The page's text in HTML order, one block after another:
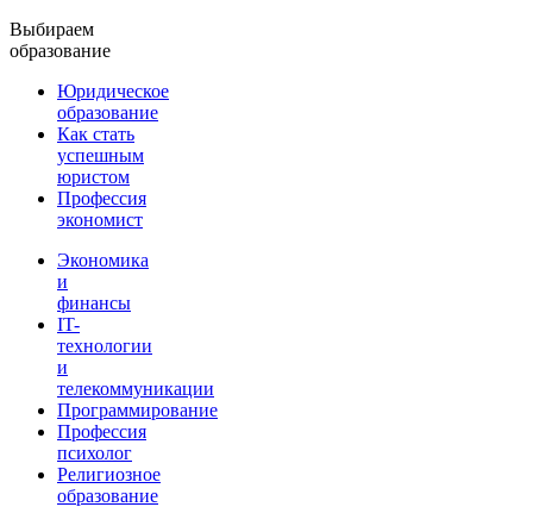
Выбираем
образование
Юридическое
образование
Как стать
успешным
юристом
Профессия
экономист
Экономика
и
финансы
IT-
технологии
и
телекоммуникации
Программирование
Профессия
психолог
Религиозное
образование